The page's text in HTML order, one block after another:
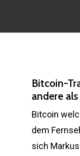
Bitcoin-
andere
Bitcoin
dem
sich